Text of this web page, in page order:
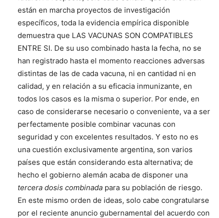
están en marcha proyectos de investigación
específicos, toda la evidencia empírica disponible
demuestra que LAS VACUNAS SON COMPATIBLES
ENTRE SI. De su uso combinado hasta la fecha, no se
han registrado hasta el momento reacciones adversas
distintas de las de cada vacuna, ni en cantidad ni en
calidad, y en relación a su eficacia inmunizante, en
todos los casos es la misma o superior. Por ende, en
caso de considerarse necesario o conveniente, va a ser
perfectamente posible combinar vacunas con
seguridad y con excelentes resultados. Y esto no es
una cuestión exclusivamente argentina, son varios
países que están considerando esta alternativa; de
hecho el gobierno alemán acaba de disponer una
tercera dosis combinada para su población de riesgo.
En este mismo orden de ideas, solo cabe congratularse
por el reciente anuncio gubernamental del acuerdo con